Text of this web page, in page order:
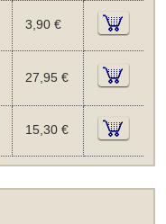
3,90 €
27,95 €
15,30 €